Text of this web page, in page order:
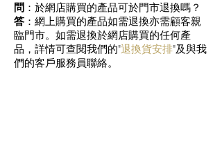
問 ：於網店購買的產品可於門市退換嗎？
答 ：網上購買的產品如需退換亦需顧客親
臨門市。如需退換於網店購買的任何產
品，詳情可查閱我們的"退換貨安排"及與我
們的客戶服務員聯絡。